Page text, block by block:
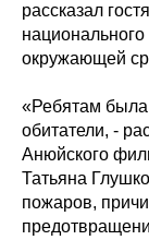
рассказал
окружающей
«Ребятам была
обитатели, -
Анюйского
Татьяна
пожаров,